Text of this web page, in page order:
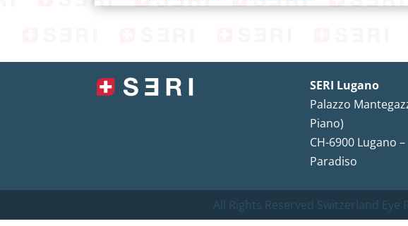
SERI Lugano
Palazzo
Piano)
CH-6900 Lugano –
Paradiso
All Rights Reserved Switzerland